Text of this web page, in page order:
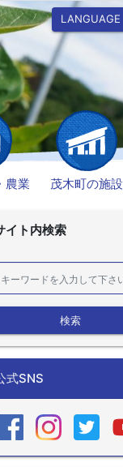
LANGUAGE
農業 茂木町の施設
イト内検索
検索
式SNS